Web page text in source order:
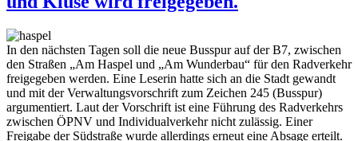
In den nächsten Tagen soll die neue Busspur auf der B7, zwischen
den Straßen „Am Haspel und „Am Wunderbau“ für den Radverkehr
freigegeben werden. Eine Leserin hatte sich an die Stadt gewandt
und mit der Verwaltungsvorschrift zum Zeichen 245 (Busspur)
argumentiert. Laut der Vorschrift ist eine Führung des Radverkehrs
zwischen ÖPNV und Individualverkehr nicht zulässig. Einer
Freigabe der Südstraße wurde allerdings erneut eine Absage erteilt.